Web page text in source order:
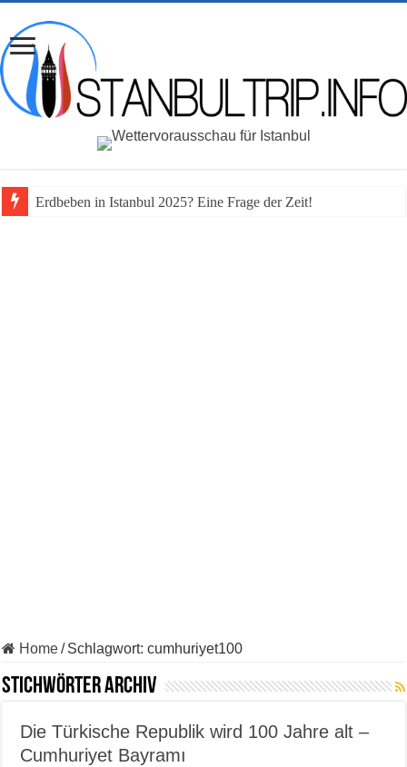
Erdbeben in Istanbul 2025? Eine Frage der Zeit!
Home/ Schlagwort:cumhuriyet100
Stichwörter Archiv
Die Türkische Republik wird 100 Jahre alt –
Cumhuriyet Bayramı